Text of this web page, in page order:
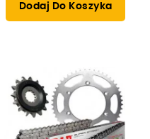
Dodaj Do Koszyka